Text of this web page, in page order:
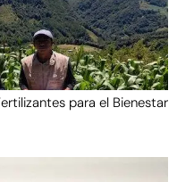
para el Bienestar